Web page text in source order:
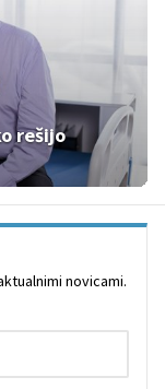
rešijo
novicami.